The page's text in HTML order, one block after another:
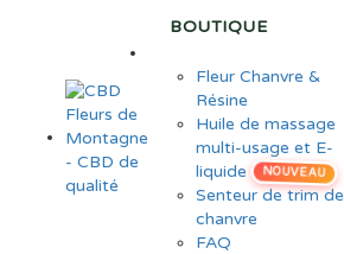
BOUTIQUE
Fleur Chanvre &
Résine
Huile de massage
multi-usage et E-
liquide
NOUVEAU
Senteur de trim de
chanvre
FAQ